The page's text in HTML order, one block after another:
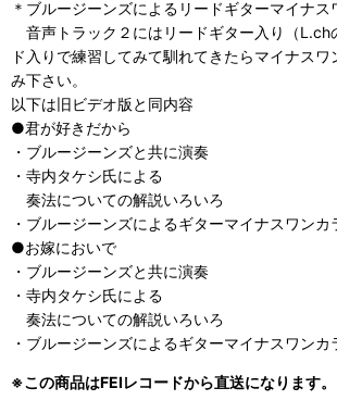
＊ブルージーンズによるリードギターマイナス
音声トラック２にはリードギター入り（L.ch
ド入りで練習してみて馴れてきたらマイナスワ
み下さい。
以下は旧ビデオ版と同内容
●君が好きだから
・ブルージーンズと共に演奏
・寺内タケシ氏による
奏法についての解説いろいろ
・ブルージーンズによるギターマイナスワンカ
●お嫁においで
・ブルージーンズと共に演奏
・寺内タケシ氏による
奏法についての解説いろいろ
・ブルージーンズによるギターマイナスワンカ
※この商品はFEIレコードから直送になります。